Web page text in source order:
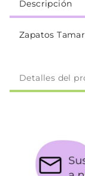
Descripción
Zapatos
Detalles del